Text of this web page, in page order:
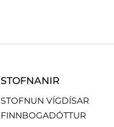
STOFNANIR
STOFNUN VÍGDÍSAR
FINNBOGADÓTTUR